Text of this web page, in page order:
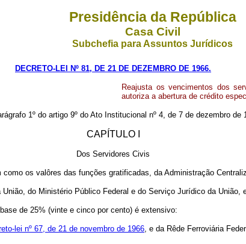
Presidência da República
Casa Civil
Subchefia para Assuntos Jurídicos
DECRETO-LEI Nº 81, DE 21 DE DEZEMBRO DE 1966.
Reajusta os vencimentos dos
autoriza a abertura de crédito
1º do artigo 9º do Ato Institucional nº 4, de 7 de dezembro
CAPÍTULO I
Dos Servidores Civis
os valôres das funções gratificadas, da Administração
do Ministério Público Federal e do Serviço Jurídico da União,
de 25% (vinte e cinco por cento) é extensivo:
lei nº 67, de 21 de novembro de 1966, e da Rêde Ferroviária